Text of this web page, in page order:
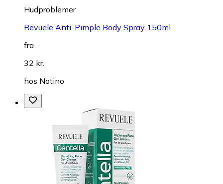
Hudproblemer
Revuele Anti-Pimple Body Spray 150ml
fra
32 kr.
hos Notino